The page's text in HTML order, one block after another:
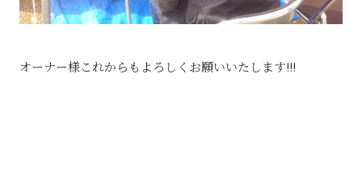
オーナー様これからもよろしくお願いいたします!!!